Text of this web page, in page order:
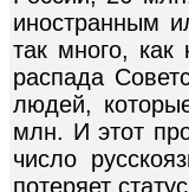
иностранным
так много, как
распада
людей,
млн. И этот
число
потеряет